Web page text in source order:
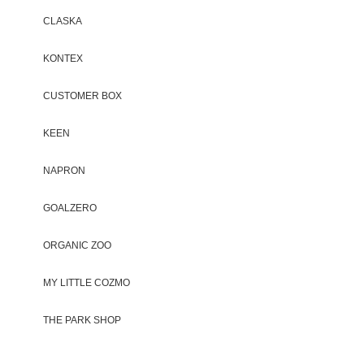
CLASKA
KONTEX
CUSTOMER BOX
KEEN
NAPRON
GOALZERO
ORGANIC ZOO
MY LITTLE COZMO
THE PARK SHOP